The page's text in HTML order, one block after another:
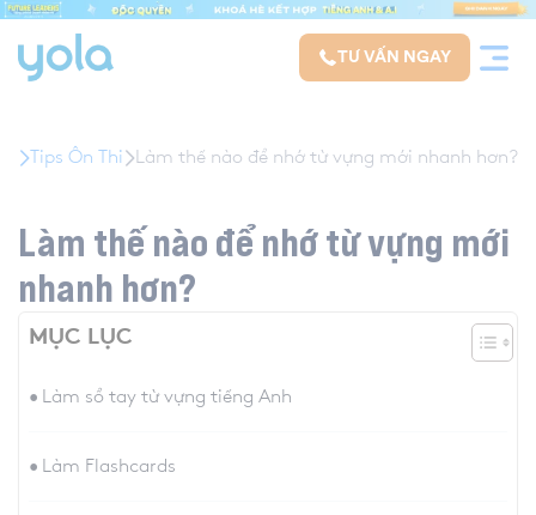
TƯ VẤN NGAY
Tips Ôn Thi Làm thế nào để nhớ từ vựng mới nhanh hơn?
Làm thế nào để nhớ từ vựng mới
nhanh hơn?
MỤC LỤC
Làm sổ tay từ vựng tiếng Anh
Làm Flashcards
modal-check